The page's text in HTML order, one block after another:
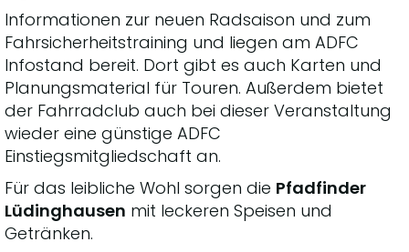
Informationen zur neuen Radsaison und zum
Fahrsicherheitstraining und liegen am ADFC
Infostand bereit. Dort gibt es auch Karten und
Planungsmaterial für Touren. Außerdem bietet
der Fahrradclub auch bei dieser Veranstaltung
wieder eine günstige ADFC
Einstiegsmitgliedschaft an.
Für das leibliche Wohl sorgen die Pfadfinder
Lüdinghausen mit leckeren Speisen und
Getränken.